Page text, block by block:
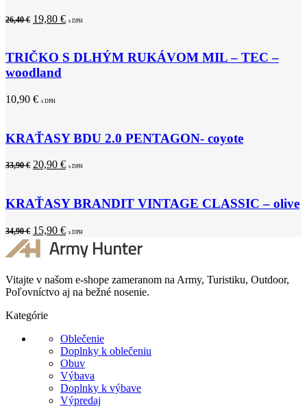
26,40€ 19,80 € s DPH
TRIČKO S DLHÝM RUKÁVOM MIL – TEC –
woodland
10,90 € s DPH
KRAŤASY BDU 2.0 PENTAGON- coyote
33,90€ 20,90 € s DPH
KRAŤASY BRANDIT VINTAGE CLASSIC – olive
34,90€ 15,90 € s DPH
Vitajte v našom e-shope zameranom na Army, Turistiku, Outdoor,
Poľovníctvo aj na bežné nosenie.
Kategórie
Oblečenie
Doplnky k oblečeniu
Obuv
Výbava
Doplnky k výbave
Výpredaj